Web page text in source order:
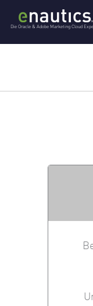
Inhalt
springen
Die Oracle & Adobe Marketing Cloud